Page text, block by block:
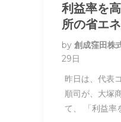
利益率を
所の省エ
by 創成窪田株
29日
昨日は、代表
順司が、大塚
て、 「利益率